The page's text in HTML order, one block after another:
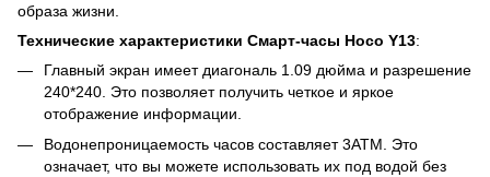
образа жизни.
Технические характеристики Cмарт-часы Hoco Y13:
Главный экран имеет диагональ 1.09 дюйма и разрешение
240*240. Это позволяет получить четкое и яркое
отображение информации.
Водонепроницаемость часов составляет 3ATM. Это
означает, что вы можете использовать их под водой без